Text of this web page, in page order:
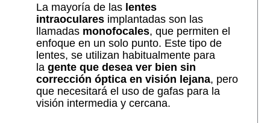
La mayoría de las lentes
intraocularesimplantadas son las
llamadas monofocales, que permiten el
enfoque en un solo punto. Este tipo de
lentes, se utilizan habitualmente para
la gente que desea ver bien sin
corrección óptica en visión lejana, pero
que necesitará el uso de gafas para la
visión intermedia y cercana.